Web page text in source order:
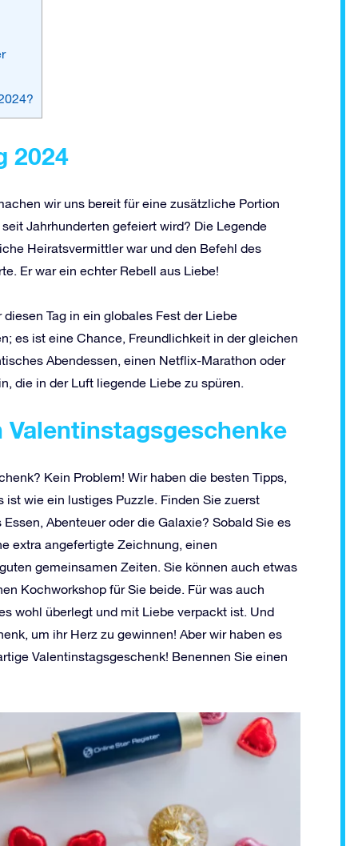
2024
wir uns bereit für eine zusätzliche Portion
Jahrhunderten gefeiert wird? Die Legende
Heiratsvermittler war und den Befehl des
Er war ein echter Rebell aus Liebe!
Tag in ein globales Fest der Liebe
es ist eine Chance, Freundlichkeit in der gleichen
Abendessen, einen Netflix-Marathon oder
die in der Luft liegende Liebe zu spüren.
Kein Problem! Wir haben die besten Tipps,
wie ein lustiges Puzzle. Finden Sie zuerst
Abenteuer oder die Galaxie? Sobald Sie es
extra angefertigte Zeichnung, einen
gemeinsamen Zeiten. Sie können auch etwas
Kochworkshop für Sie beide. Für was auch
wohl überlegt und mit Liebe verpackt ist. Und
um ihr Herz zu gewinnen! Aber wir haben es
Valentinstagsgeschenk! Benennen Sie einen